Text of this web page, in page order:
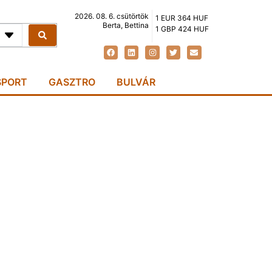
2026. 08. 6. csütörtök
Berta, Bettina
1 EUR 364 HUF
1 GBP 424 HUF
GASZTRO BULVÁR